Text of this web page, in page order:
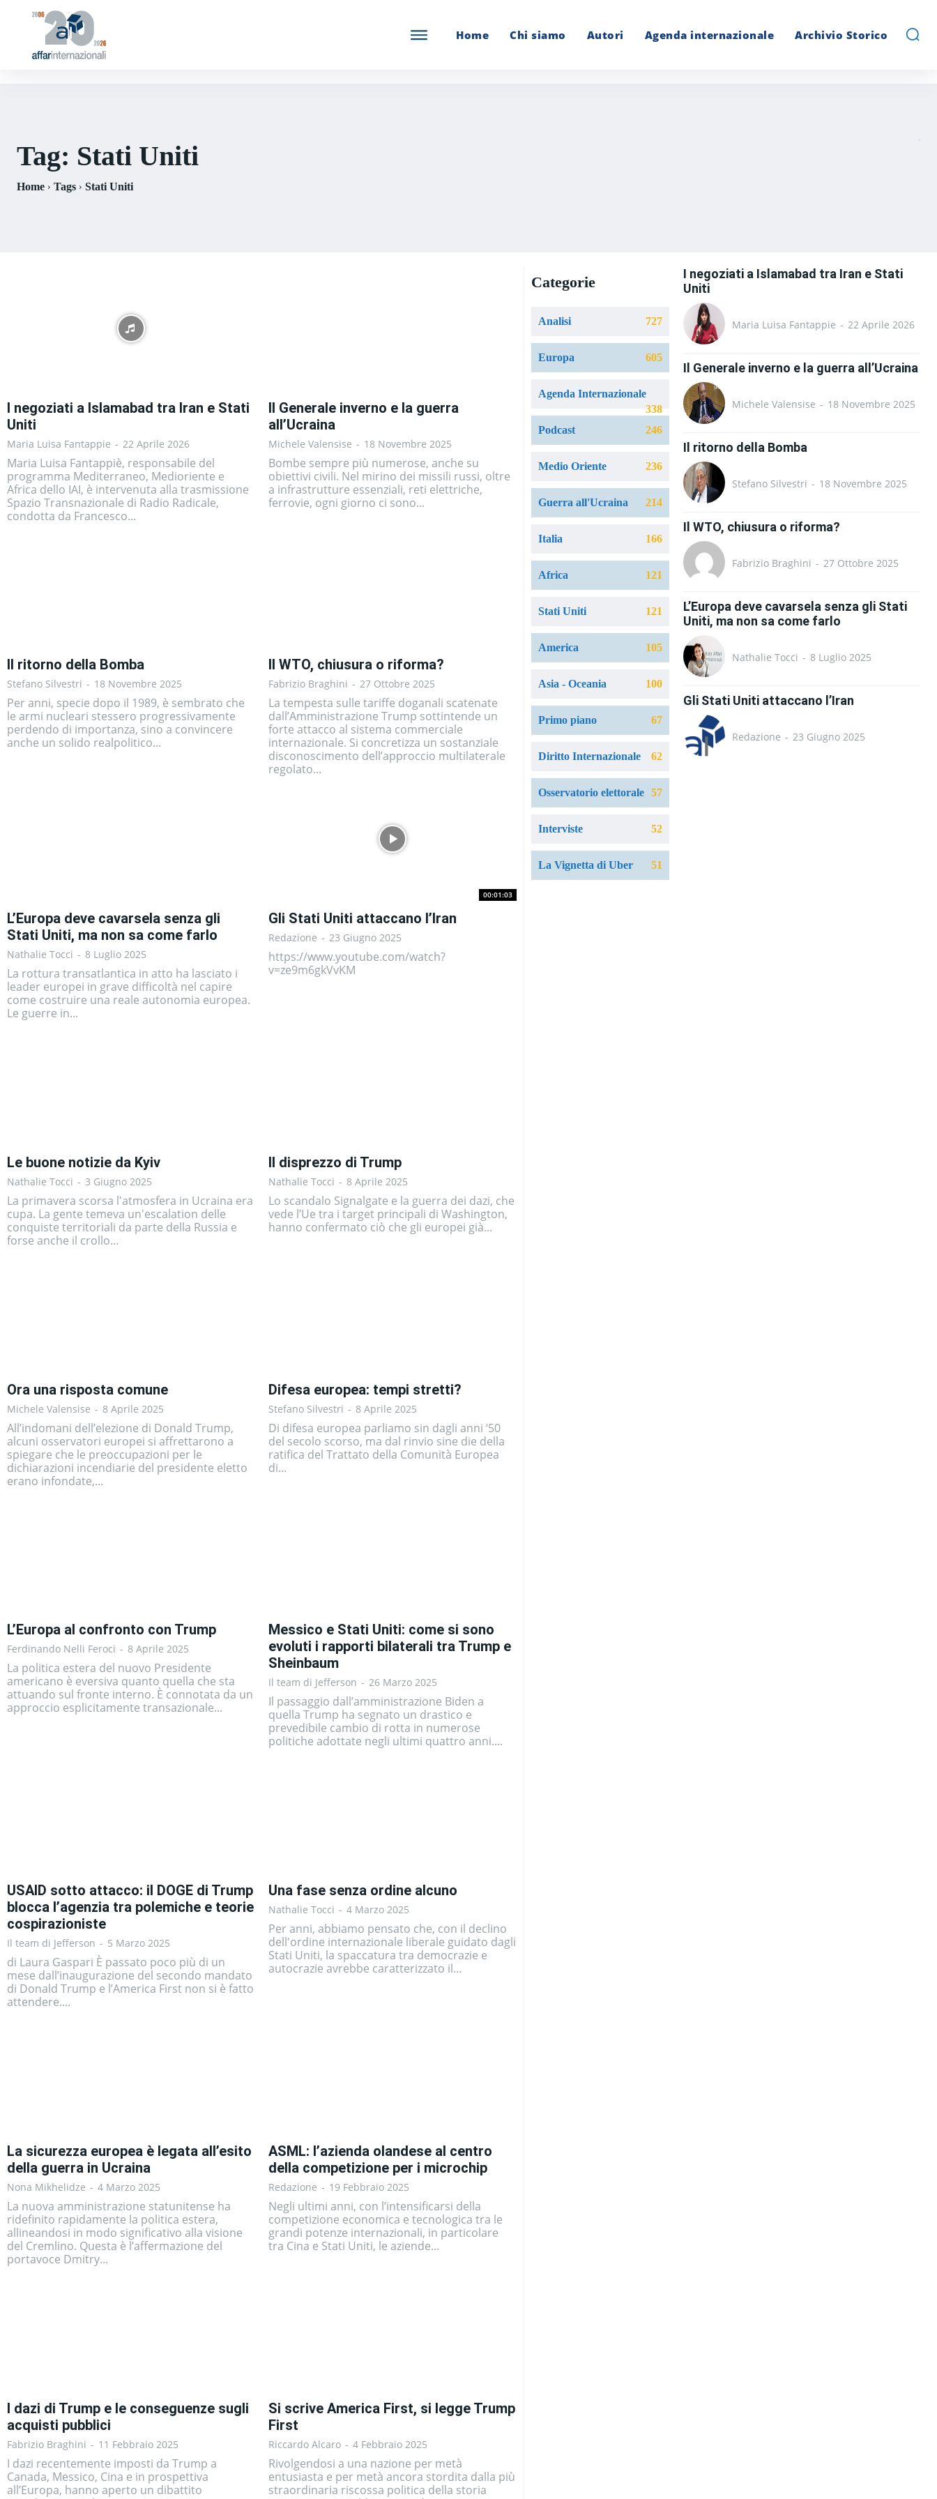
Home Chi siamo Autori Agenda internazionale Archivio Storico
Tag: Stati Uniti
Home Tags Stati Uniti
I negoziati a Islamabad tra Iran e Stati
Uniti
Maria Luisa Fantappie - 22 Aprile 2026
Maria Luisa Fantappiè, responsabile del
programma Mediterraneo, Medioriente e
Africa dello IAI, è intervenuta alla trasmissione
Spazio Transnazionale di Radio Radicale,
condotta da Francesco...
Il Generale inverno e la guerra
all’Ucraina
Michele Valensise - 18 Novembre 2025
Bombe sempre più numerose, anche su
obiettivi civili. Nel mirino dei missili russi, oltre
a infrastrutture essenziali, reti elettriche,
ferrovie, ogni giorno ci sono...
Il ritorno della Bomba
Stefano Silvestri - 18 Novembre 2025
Per anni, specie dopo il 1989, è sembrato che
le armi nucleari stessero progressivamente
perdendo di importanza, sino a convincere
anche un solido realpolitico...
Il WTO, chiusura o riforma?
Fabrizio Braghini - 27 Ottobre 2025
La tempesta sulle tariffe doganali scatenate
dall’Amministrazione Trump sottintende un
forte attacco al sistema commerciale
internazionale. Si concretizza un sostanziale
disconoscimento dell’approccio multilaterale
regolato...
L’Europa deve cavarsela senza gli
Stati Uniti, ma non sa come farlo
Nathalie Tocci - 8 Luglio 2025
La rottura transatlantica in atto ha lasciato i
leader europei in grave difficoltà nel capire
come costruire una reale autonomia europea.
Le guerre in...
00:01:03
Gli Stati Uniti attaccano l’Iran
Redazione - 23 Giugno 2025
https://www.youtube.com/watch?
v=ze9m6gkVvKM
Le buone notizie da Kyiv
Nathalie Tocci - 3 Giugno 2025
La primavera scorsa l'atmosfera in Ucraina era
cupa. La gente temeva un'escalation delle
conquiste territoriali da parte della Russia e
forse anche il crollo...
Il disprezzo di Trump
Nathalie Tocci - 8 Aprile 2025
Lo scandalo Signalgate e la guerra dei dazi, che
vede l’Ue tra i target principali di Washington,
hanno confermato ciò che gli europei già...
Ora una risposta comune
Michele Valensise - 8 Aprile 2025
All’indomani dell’elezione di Donald Trump,
alcuni osservatori europei si affrettarono a
spiegare che le preoccupazioni per le
dichiarazioni incendiarie del presidente eletto
erano infondate,...
Difesa europea: tempi stretti?
Stefano Silvestri - 8 Aprile 2025
Di difesa europea parliamo sin dagli anni ‘50
del secolo scorso, ma dal rinvio sine die della
ratifica del Trattato della Comunità Europea
di...
L’Europa al confronto con Trump
Ferdinando Nelli Feroci - 8 Aprile 2025
La politica estera del nuovo Presidente
americano è eversiva quanto quella che sta
attuando sul fronte interno. È connotata da un
approccio esplicitamente transazionale...
Messico e Stati Uniti: come si sono
evoluti i rapporti bilaterali tra Trump e
Sheinbaum
Il team di Jefferson - 26 Marzo 2025
Il passaggio dall’amministrazione Biden a
quella Trump ha segnato un drastico e
prevedibile cambio di rotta in numerose
politiche adottate negli ultimi quattro anni....
USAID sotto attacco: il DOGE di Trump
blocca l’agenzia tra polemiche e teorie
cospirazioniste
Il team di Jefferson - 5 Marzo 2025
di Laura Gaspari È passato poco più di un
mese dall’inaugurazione del secondo mandato
di Donald Trump e l’America First non si è fatto
attendere....
Una fase senza ordine alcuno
Nathalie Tocci - 4 Marzo 2025
Per anni, abbiamo pensato che, con il declino
dell'ordine internazionale liberale guidato dagli
Stati Uniti, la spaccatura tra democrazie e
autocrazie avrebbe caratterizzato il...
La sicurezza europea è legata all’esito
della guerra in Ucraina
Nona Mikhelidze - 4 Marzo 2025
La nuova amministrazione statunitense ha
ridefinito rapidamente la politica estera,
allineandosi in modo significativo alla visione
del Cremlino. Questa è l’affermazione del
portavoce Dmitry...
ASML: l’azienda olandese al centro
della competizione per i microchip
Redazione - 19 Febbraio 2025
Negli ultimi anni, con l’intensificarsi della
competizione economica e tecnologica tra le
grandi potenze internazionali, in particolare
tra Cina e Stati Uniti, le aziende...
I dazi di Trump e le conseguenze sugli
acquisti pubblici
Fabrizio Braghini - 11 Febbraio 2025
I dazi recentemente imposti da Trump a
Canada, Messico, Cina e in prospettiva
all’Europa, hanno aperto un dibattito
Si scrive America First, si legge Trump
First
Riccardo Alcaro - 4 Febbraio 2025
Rivolgendosi a una nazione per metà
entusiasta e per metà ancora stordita dalla più
straordinaria riscossa politica della storia
Categorie
Analisi 727
Europa 605
Agenda Internazionale
338
Podcast
246
Medio Oriente 236
Guerra all'Ucraina 214
Italia 166
Africa 121
Stati Uniti 121
America 105
Asia - Oceania 100
Primo piano 67
Diritto Internazionale 62
Osservatorio elettorale 57
Interviste 52
La Vignetta di Uber 51
I negoziati a Islamabad tra Iran e Stati
Uniti
Maria Luisa Fantappie - 22 Aprile 2026
Il Generale inverno e la guerra all’Ucraina
Michele Valensise - 18 Novembre 2025
Il ritorno della Bomba
Stefano Silvestri - 18 Novembre 2025
Il WTO, chiusura o riforma?
Fabrizio Braghini - 27 Ottobre 2025
L’Europa deve cavarsela senza gli Stati
Uniti, ma non sa come farlo
Nathalie Tocci - 8 Luglio 2025
Gli Stati Uniti attaccano l’Iran
Redazione - 23 Giugno 2025